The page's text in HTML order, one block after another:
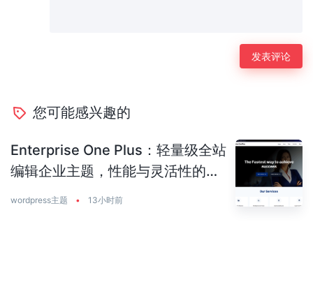
您可能感兴趣的
Enterprise One Plus：轻量级全站
编辑企业主题，性能与灵活性的完
wordpress主题 • 13小时前